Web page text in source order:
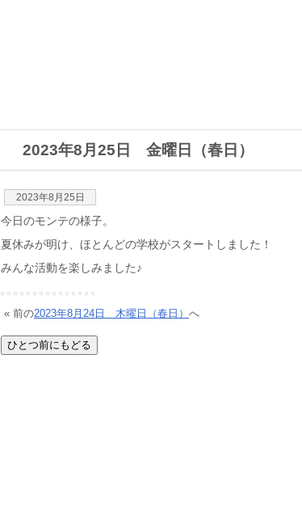
2023年8月25日 金曜日（春日）
2023年8月25日
今日のモンテの様子。
夏休みが明け、ほとんどの学校がスタートしました！
みんな活動を楽しみました♪
« 前の2023年8月24日 木曜日（春日） へ